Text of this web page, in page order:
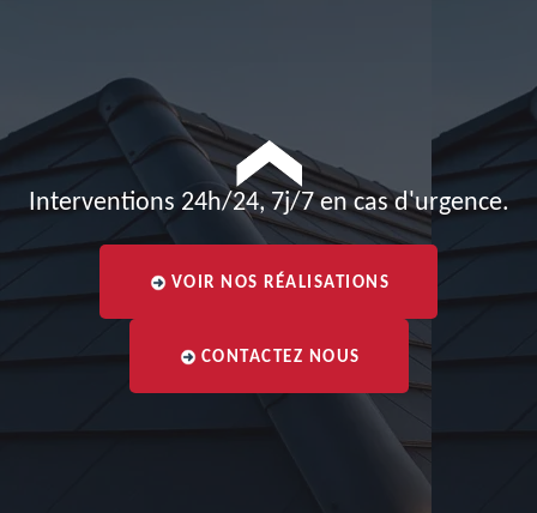
Interventions 24h/24, 7j/7 en cas d'urgence.
VOIR NOS RÉALISATIONS
CONTACTEZ NOUS